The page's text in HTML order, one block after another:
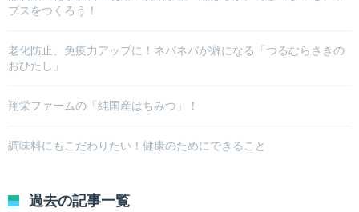
プスをつくろう！
老化防止、免疫力アップに！ネバネバが癖になる「つるむらさきの
おひたし」
翔栄ファームの「純国産はちみつ」！
調味料にもこだわりたい！健康のためにできること
過去の記事一覧